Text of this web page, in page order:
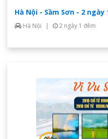
Hà Nội - Sầm Sơn - 2 ngày
Hà Nội | 2 ngày 1 đêm